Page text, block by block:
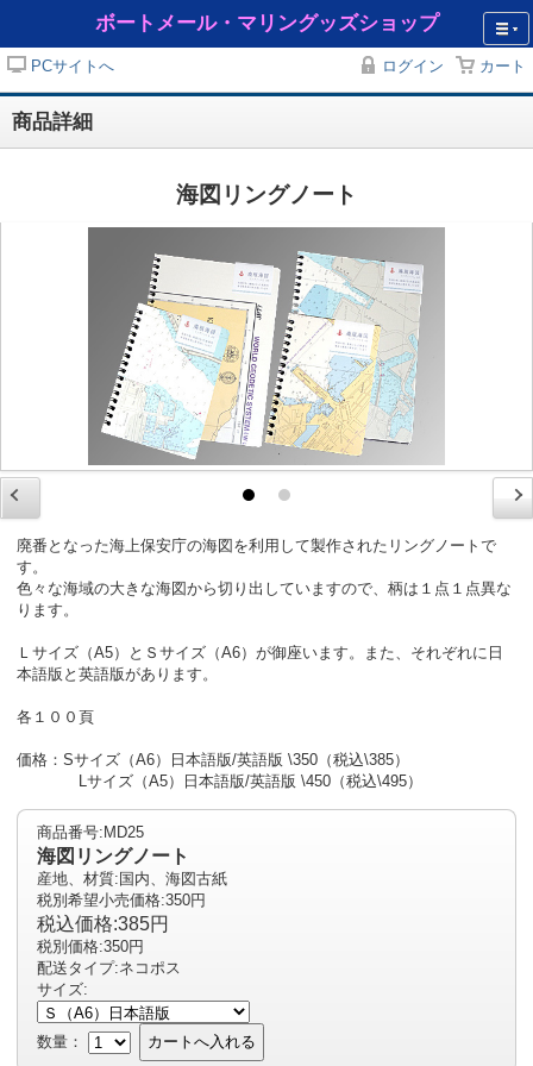
ボートメール・マリングッズショップ
PCサイトへ ログイン カート
商品詳細
海図リングノート
廃番となった海上保安庁の海図を利用して製作されたリングノートで
す。
色々な海域の大きな海図から切り出していますので、柄は１点１点異な
ります。
Ｌサイズ（A5）とＳサイズ（A6）が御座います。また、それぞれに日
本語版と英語版があります。
各１００頁
価格：Sサイズ（A6）日本語版/英語版 \350（税込\385）
Lサイズ（A5）日本語版/英語版 \450（税込\495）
商品番号:MD25
海図リングノート
産地、材質:国内、海図古紙
税別希望小売価格:350円
税込価格:385円
税別価格:350円
配送タイプ:ネコポス
サイズ:
数量： カートへ入れる